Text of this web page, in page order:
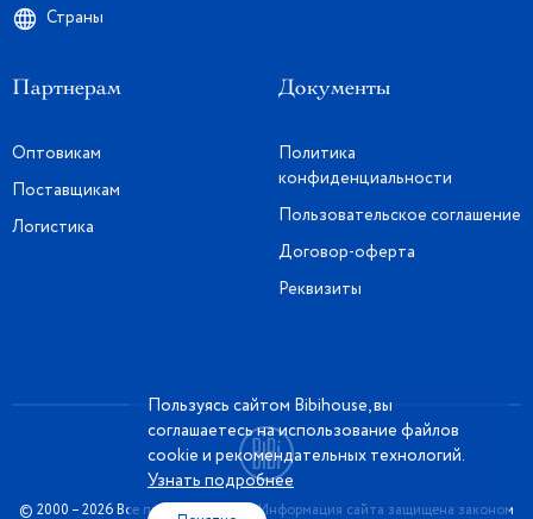
Страны
Партнерам
Оптовикам
Поставщикам
Логистика
Документы
Политика
конфиденциальности
Пользовательское соглашение
Договор-оферта
Реквизиты
© 2000 – 2026 Все права защищены. Информация сайта защищена законом
Пользуясь сайтом Bibihouse, вы
соглашаетесь на использование файлов
cookie и рекомендательных технологий.
Узнать подробнее